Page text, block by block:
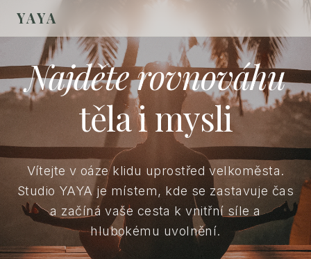
YAYA
Najděte rovnováhu
těla i mysli
Vítejte v oáze klidu uprostřed velkoměsta.
Studio YAYA je místem, kde se zastavuje čas
a začíná vaše cesta k vnitřní síle a
hlubokému uvolnění.